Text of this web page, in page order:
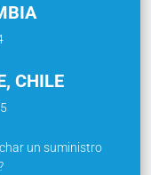
CHILE
un suministro